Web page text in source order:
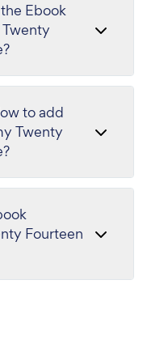
Ebook
to add
Twenty
Fourteen